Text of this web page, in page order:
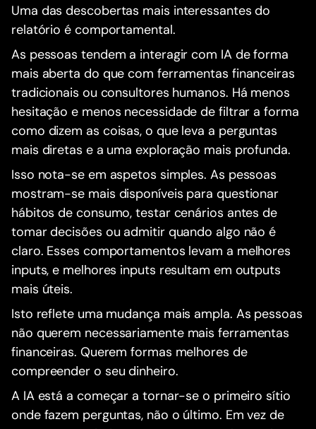
Uma das descobertas mais interessantes do
relatório é comportamental.
As pessoas tendem a interagir com IA de forma
mais aberta do que com ferramentas financeiras
tradicionais ou consultores humanos. Há menos
hesitação e menos necessidade de filtrar a forma
como dizem as coisas, o que leva a perguntas
mais diretas e a uma exploração mais profunda.
Isso nota-se em aspetos simples. As pessoas
mostram-se mais disponíveis para questionar
hábitos de consumo, testar cenários antes de
tomar decisões ou admitir quando algo não é
claro. Esses comportamentos levam a melhores
inputs, e melhores inputs resultam em outputs
mais úteis.
Isto reflete uma mudança mais ampla. As pessoas
não querem necessariamente mais ferramentas
financeiras. Querem formas melhores de
compreender o seu dinheiro.
A IA está a começar a tornar-se o primeiro sítio
onde fazem perguntas, não o último. Em vez de